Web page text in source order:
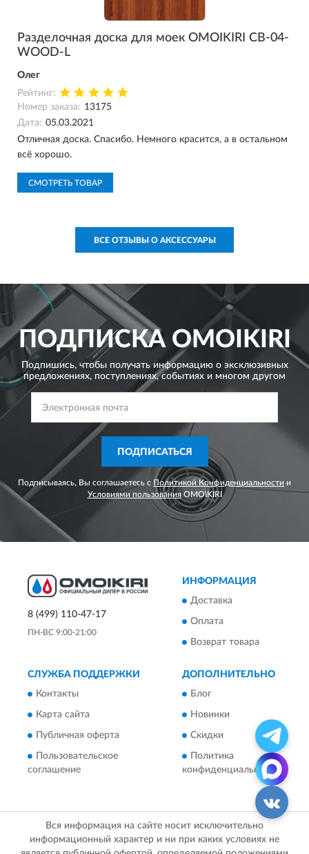
Разделочная доска для моек OMOIKIRI CB-04-
WOOD-L
Олег
Рейтинг:
Номер заказа: 13175
Дата: 05.03.2021
Отличная доска. Спасибо. Немного красится, а в остальном
всё хорошо.
СМОТРЕТЬ ТОВАР
ВСЕ ОТЗЫВЫ О АКСЕССУАРЫ
ПОДПИСКАOMOIKIRI
Подпишись, чтобы получать информацию о эксклюзивных
предложениях, поступлениях, событиях и многом другом
ПОДПИСАТЬСЯ
Подписываясь, Вы соглашаетесь с Политикой Конфиденциальности и
Условиями пользованияOMOIKIRI
8 (499) 110-47-17
ПН-ВС 9:00-21:00
ИНФОРМАЦИЯ
Доставка
Оплата
Возврат товара
СЛУЖБА ПОДДЕРЖКИ
Контакты
Карта сайта
Публичная оферта
Пользовательское
соглашение
ДОПОЛНИТЕЛЬНО
Блог
Новинки
Скидки
Политика
конфиденциальности
Вся информация на сайте носит исключительно
информационный характер и ни при каких условиях не